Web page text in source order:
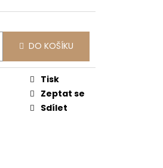
DO KOŠÍKU
Tisk
Zeptat se
Sdílet